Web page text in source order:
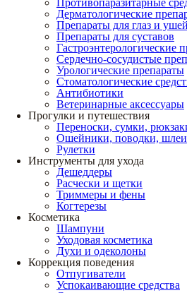
Противопаразитарные
Дерматологические
Препараты для глаз и ушей
Препараты для суставов
Гастроэнтерологические
Сердечно-сосудистые
Урологические препараты
Стоматологические
Антибиотики
Ветеринарные аксессуары
Прогулки и путешествия
Переноски, сумки,
Ошейники, поводки, шлеи
Рулетки
Инструменты для ухода
Дешеддеры
Расчески и щетки
Триммеры и фены
Когтерезы
Косметика
Шампуни
Уходовая косметика
Духи и одеколоны
Коррекция поведения
Отпугиватели
Успокаивающие средства